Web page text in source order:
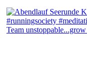
Team